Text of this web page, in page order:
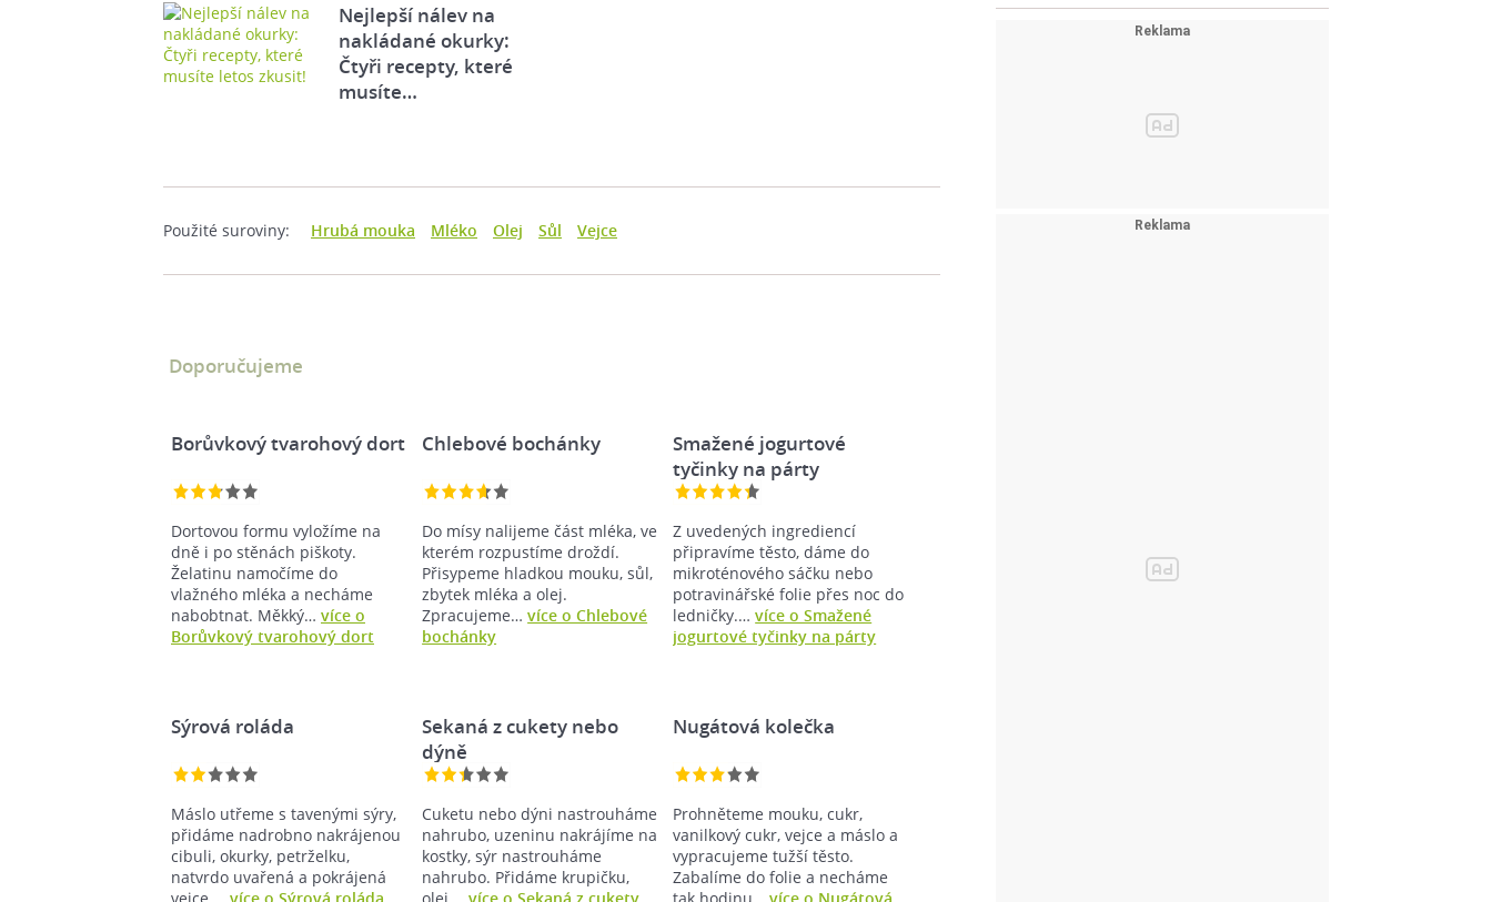
Nejlepší nálev na
nakládané okurky:
Čtyři recepty, které
musíte…
Použité suroviny: Hrubá mouka Mléko Olej Sůl Vejce
Doporučujeme
Borůvkový tvarohový dort
Dortovou formu vyložíme na
dně i po stěnách piškoty.
Želatinu namočíme do
vlažného mléka a necháme
nabobtnat. Měkký… více o
Borůvkový tvarohový dort
Chlebové bochánky
Do mísy nalijeme část mléka, ve
kterém rozpustíme droždí.
Přisypeme hladkou mouku, sůl,
zbytek mléka a olej.
Zpracujeme…více o Chlebové
bochánky
Smažené jogurtové
tyčinky na párty
Z uvedených ingrediencí
připravíme těsto, dáme do
mikroténového sáčku nebo
potravinářské folie přes noc do
ledničky.…více o Smažené
jogurtové tyčinky na párty
Sýrová roláda
Máslo utřeme s tavenými sýry,
přidáme nadrobno nakrájenou
cibuli, okurky, petrželku,
natvrdo uvařená a pokrájená
vejce.… více o Sýrová roláda
Sekaná z cukety nebo
dýně
Cuketu nebo dýni nastrouháme
nahrubo, uzeninu nakrájíme na
kostky, sýr nastrouháme
nahrubo. Přidáme krupičku,
olej,…více o Sekaná z cukety
Nugátová kolečka
Prohněteme mouku, cukr,
vanilkový cukr, vejce a máslo a
vypracujeme tužší těsto.
Zabalíme do folie a necháme
tak hodinu…více o Nugátová